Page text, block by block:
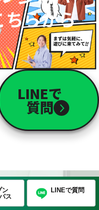
ン
ス
LINEで質問
ちらから
LINEで
質問